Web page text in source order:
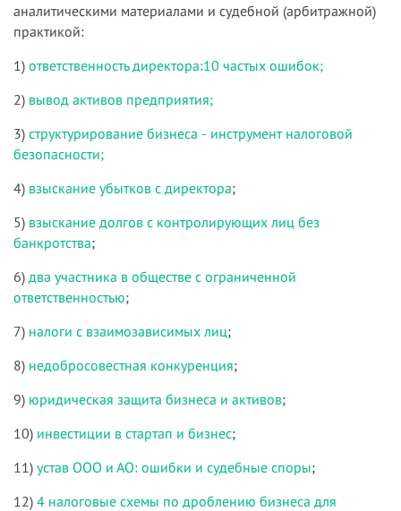
аналитическими материалами и судебной (арбитражной)
практикой:
1) ответственность директора:10 частых ошибок;
2) вывод активов предприятия;
3) структурирование бизнеса - инструмент налоговой
безопасности;
4) взыскание убытков с директора;
5) взыскание долгов с контролирующих лиц без
банкротства;
6) два участника в обществе с ограниченной
ответственностью;
7) налоги с взаимозависимых лиц;
8) недобросовестная конкуренция;
9) юридическая защита бизнеса и активов;
10) инвестиции в стартап и бизнес;
11) устав ООО и АО: ошибки и судебные споры;
12) 4 налоговые схемы по дроблению бизнеса для